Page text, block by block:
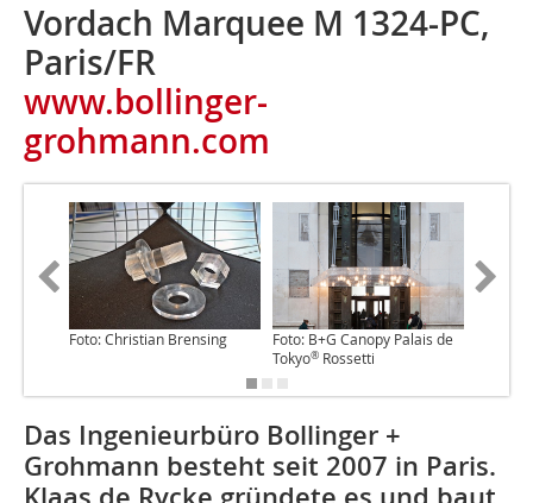
Vordach Marquee M 1324-PC,
Paris/FR
www.bollinger-
grohmann.com
Foto: Christian Brensing
Foto: B+G Canopy Palais de
Tokyo® Rossetti
Das Ingenieurbüro Bollinger +
Grohmann besteht seit 2007 in Paris.